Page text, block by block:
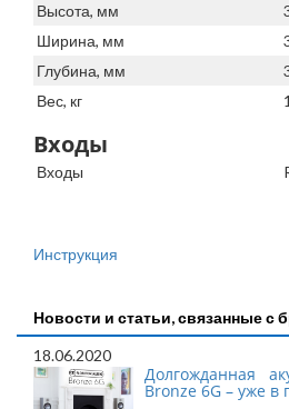
Высота, мм
Ширина, мм
Глубина, мм
Вес, кг
Входы
Входы
Инструкция
Новости и статьи, связанные с
18.06.2020
Долгожданная
Bronze 6G – уже в